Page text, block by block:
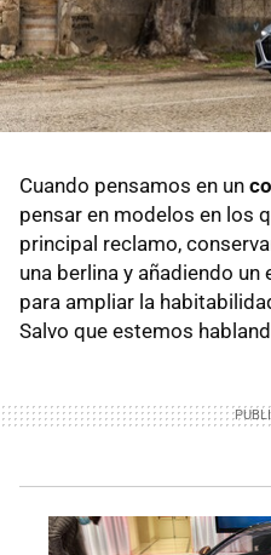
Cuando pensamos en un
pensar en modelos en los
principal reclamo,
una berlina y añadiendo
para ampliar la
Salvo que estemos